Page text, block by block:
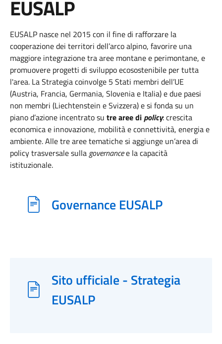
EUSALP
EUSALP nasce nel 2015 con il fine di rafforzare la
cooperazione dei territori dell’arco alpino, favorire una
maggiore integrazione tra aree montane e perimontane, e
promuovere progetti di sviluppo ecosostenibile per tutta
l'area. La Strategia coinvolge 5 Stati membri dell’UE
(Austria, Francia, Germania, Slovenia e Italia) e due paesi
non membri (Liechtenstein e Svizzera) e si fonda su un
piano d’azione incentrato su tre aree dipolicy: crescita
economica e innovazione, mobilità e connettività, energia e
ambiente. Alle tre aree tematiche si aggiunge un’area di
policy trasversale sullagovernancee la capacità
istituzionale.
Governance EUSALP
Sito ufficiale - Strategia
EUSALP